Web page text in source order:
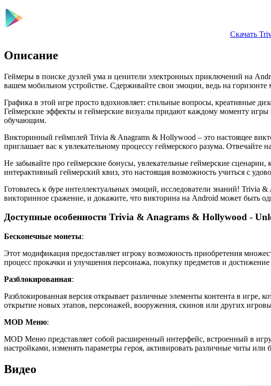
Скачать
Описание
Геймеры в поиске дуэлей ума и ценители электронных приключений на
вашем мобильном устройстве. Сдерживайте свои эмоции, ведь на
Графика в этой игре просто вдохновляет: стильные вопросы, креативные
Геймерские эффекты и геймерские визуалы придают каждому моменту игры
обучающим.
Викторинный геймплей Trivia & Anagrams & Hollywood – это настоящее
приглашает вас к увлекательному процессу геймерского разума.
Не забывайте про геймерские бонусы, увлекательные геймерские
интерактивный геймерский квиз, это настоящая возможность учиться с
Готовьтесь к буре интеллектуальных эмоций, исследователи знаний! Trivia
викторинное сражение, и докажите, что викторина на Android может быть
Доступные особенности Trivia & Anagrams & Hollywood -
Бесконечные монеты:
Этот модификация предоставляет игроку возможность приобретения
процесс прокачки и улучшения персонажа, покупку предметов и
Разблокированная:
Разблокированная версия открывает различные элементы контента в
открытие новых этапов, персонажей, вооружения, скинов или других
MOD Меню:
MOD Меню представляет собой расширенный интерфейс, встроенный в
настройками, изменять параметры героя, активировать различные читы
Видео